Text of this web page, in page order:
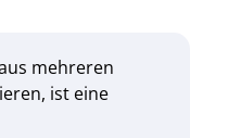
mehreren
ist eine